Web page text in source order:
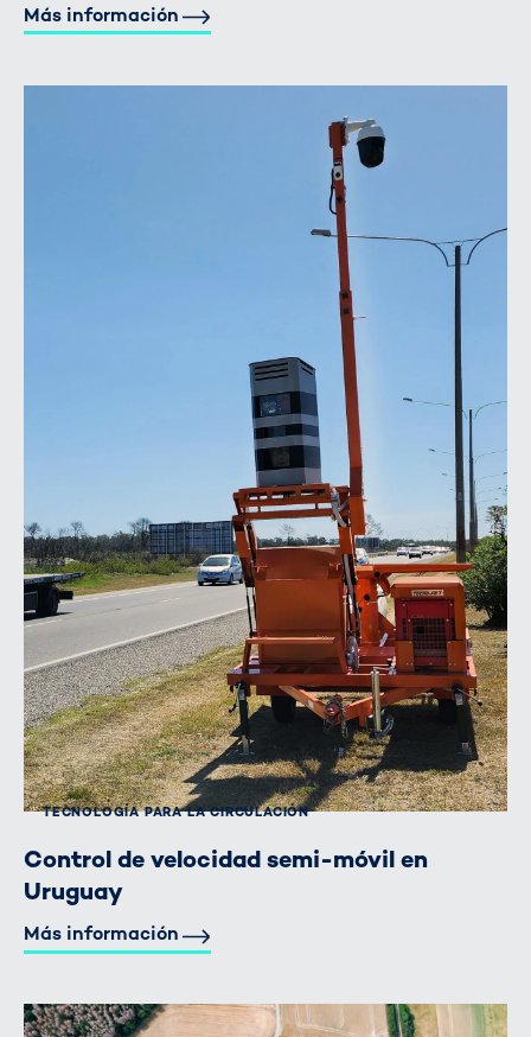
Más información
TECNOLOGÍA PARA LA CIRCULACIÓN
Control de velocidad semi-móvil en
Uruguay
Más información